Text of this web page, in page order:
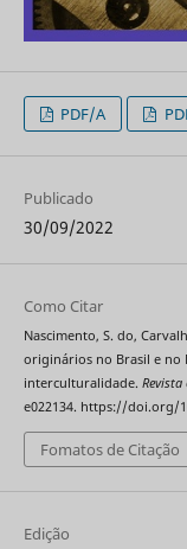
PDF/A
Publicado
30/09/2022
Como Citar
Nascimento, S. do,
originários no Brasil e no
interculturalidade. Revista
e022134. https://doi.org/
Fomatos de Citação
Edição